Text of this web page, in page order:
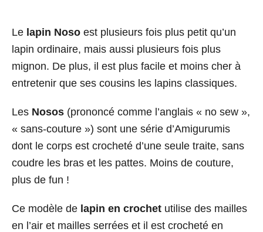
Le lapin Noso est plusieurs fois plus petit qu’un
lapin ordinaire, mais aussi plusieurs fois plus
mignon. De plus, il est plus facile et moins cher à
entretenir que ses cousins les lapins classiques.
Les Nosos (prononcé comme l’anglais « no sew »,
« sans-couture ») sont une série d’Amigurumis
dont le corps est crocheté d’une seule traite, sans
coudre les bras et les pattes. Moins de couture,
plus de fun !
Ce modèle de lapin en crochet utilise des mailles
en l’air et mailles serrées et il est crocheté en